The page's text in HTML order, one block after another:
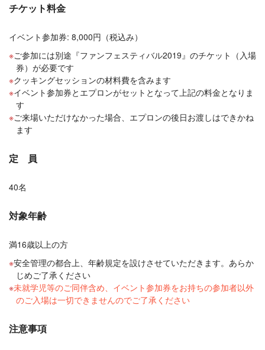
チケット料金
イベント参加券: 8,000円（税込み）
ご参加には別途『ファンフェスティバル2019』のチケット（入場
券）が必要です
クッキングセッションの材料費を含みます
イベント参加券とエプロンがセットとなって上記の料金となりま
す
ご来場いただけなかった場合、エプロンの後日お渡しはできかね
ます
定 員
40名
対象年齢
満16歳以上の方
安全管理の都合上、年齢規定を設けさせていただきます。あらか
じめご了承ください
未就学児等のご同伴含め、イベント参加券をお持ちの参加者以外
のご入場は一切できませんのでご了承ください
注意事項